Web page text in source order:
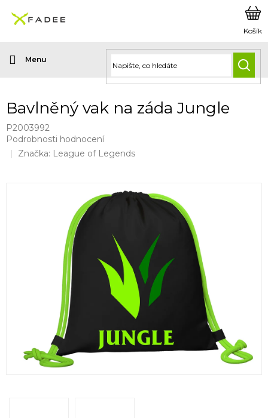
obsah
Bavlněný vak na záda Jungle
P2003992
Průměrné
hodnocení
Podrobnosti hodnocení
Značka: League of Legends